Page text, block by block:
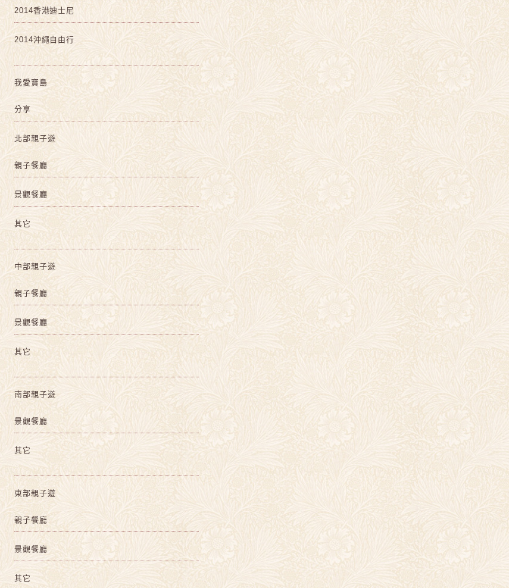
2014香港迪士尼
2014沖繩自由行
我愛寶島
分享
北部親子遊
親子餐廳
景觀餐廳
其它
中部親子遊
親子餐廳
景觀餐廳
其它
南部親子遊
景觀餐廳
其它
東部親子遊
親子餐廳
景觀餐廳
其它